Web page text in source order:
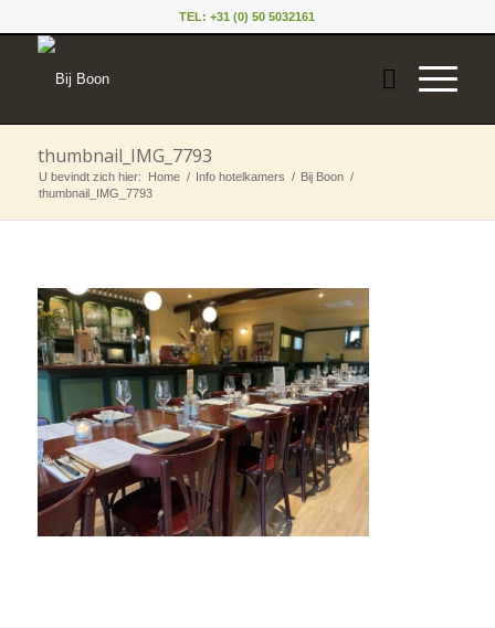
TEL: +31 (0) 50 5032161
thumbnail_IMG_7793
U bevindt zich hier: Home / Info hotelkamers / Bij Boon /
thumbnail_IMG_7793